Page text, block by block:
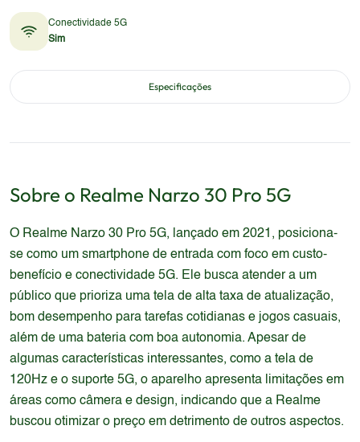
Conectividade 5G
Sim
Especificações
Sobre o Realme Narzo 30 Pro 5G
O Realme Narzo 30 Pro 5G, lançado em 2021, posiciona-
se como um smartphone de entrada com foco em custo-
benefício e conectividade 5G. Ele busca atender a um
público que prioriza uma tela de alta taxa de atualização,
bom desempenho para tarefas cotidianas e jogos casuais,
além de uma bateria com boa autonomia. Apesar de
algumas características interessantes, como a tela de
120Hz e o suporte 5G, o aparelho apresenta limitações em
áreas como câmera e design, indicando que a Realme
buscou otimizar o preço em detrimento de outros aspectos.